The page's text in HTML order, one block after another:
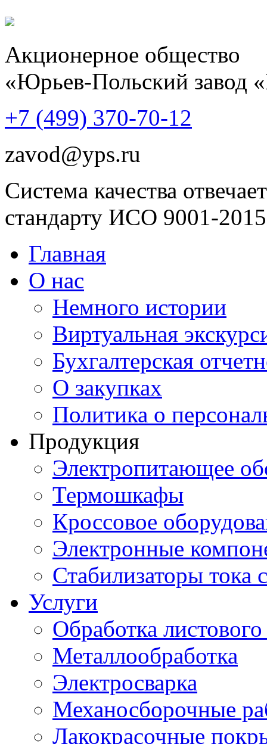
Акционерное общество
«Юрьев-Польский завод
+7 (499) 370-70-12
zavod@yps.ru
Система качества отвечает
стандарту ИСО 9001-2015
Главная
О нас
Немного истории
Виртуальная
Бухгалтерская
О закупках
Политика о
Продукция
Электропитающее
Термошкафы
Кроссовое
Электронные
Стабилизаторы тока
Услуги
Обработка
Металлообработка
Электросварка
Механосборочные
Лакокрасочные